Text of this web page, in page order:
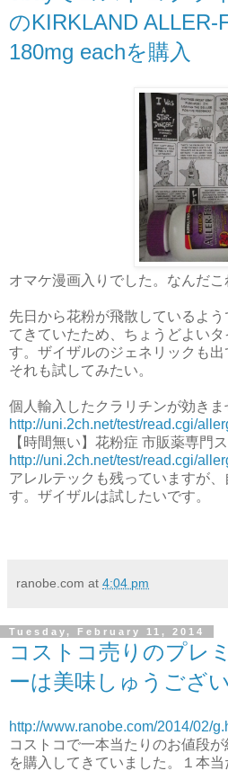
のKIRKLAND ALLER-
180mg eachを購入
オマケ漫画入りでした。なんだこ
先日から花粉が飛散しているよ
てきていたため、ちょうどよい
す。ザイザルのジェネリックも出
それも試してみたい。
個人輸入したクラリチンが効きま
http://uni.2ch.net/test/read.cgi/
【時間無い】花粉症 市販薬専門
http://uni.2ch.net/test/read.cgi/
アレルテックも残っていますが
す。ザイザルは試したいです。
ranobe.com at 4:04 pm
Tuesday, February 11, 2014
コストコ売りのプレ
ーは美味しゅうござ
http://www.ranobe.com/2014/02/
コストコで一本当たりのお値段
を購入してきていました。１本